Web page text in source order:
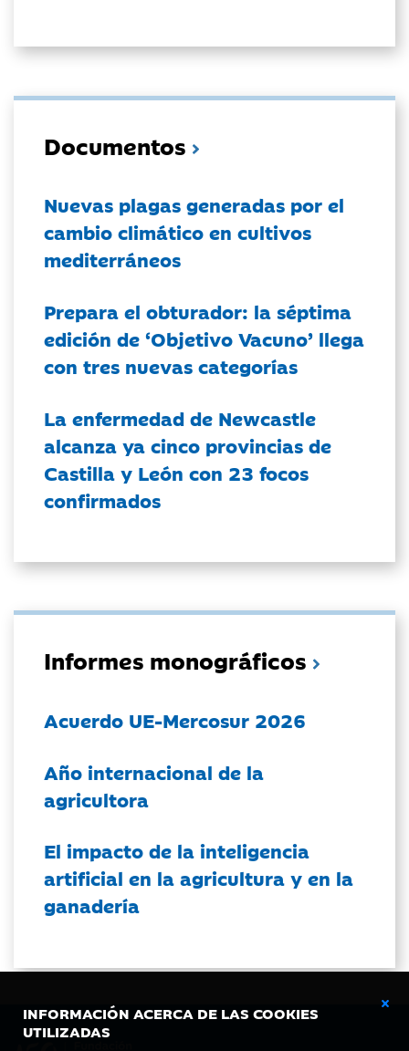
INFORMACIÓN ACERCA DE LAS COOKIES
UTILIZADAS
Documentos
Nuevas plagas generadas por el
cambio climático en cultivos
mediterráneos
Prepara el obturador: la séptima
edición de ‘Objetivo Vacuno’ llega
con tres nuevas categorías
La enfermedad de Newcastle
alcanza ya cinco provincias de
Castilla y León con 23 focos
confirmados
Informes monográficos
Acuerdo UE-Mercosur 2026
Año internacional de la
agricultora
El impacto de la inteligencia
artificial en la agricultura y en la
ganadería